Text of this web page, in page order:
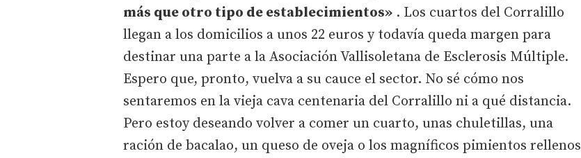
más que otro tipo de establecimientos» . Los cuartos del Corralillo
llegan a los domicilios a unos 22 euros y todavía queda margen para
destinar una parte a la Asociación Vallisoletana de Esclerosis Múltiple.
Espero que, pronto, vuelva a su cauce el sector. No sé cómo nos
sentaremos en la vieja cava centenaria del Corralillo ni a qué distancia.
Pero estoy deseando volver a comer un cuarto, unas chuletillas, una
ración de bacalao, un queso de oveja o los magníficos pimientos rellenos